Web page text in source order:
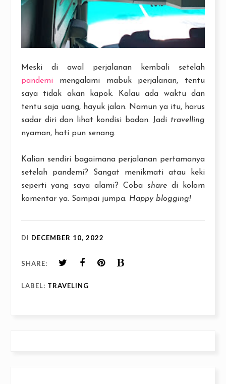
Meski di awal perjalanan kembali setelah
pandemi mengalami mabuk perjalanan, tentu
saya tidak akan kapok. Kalau ada waktu dan
tentu saja uang, hayuk jalan. Namun ya itu, harus
sadar diri dan lihat kondisi badan. Jadi travelling
nyaman, hati pun senang.
Kalian sendiri bagaimana perjalanan pertamanya
setelah pandemi? Sangat menikmati atau keki
seperti yang saya alami? Coba share di kolom
komentar ya. Sampai jumpa. Happy blogging!
DI DECEMBER 10, 2022
SHARE:
LABEL: TRAVELING